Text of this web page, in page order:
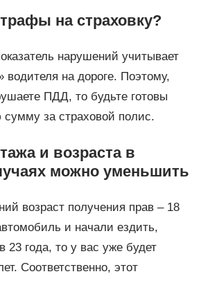
на страховку?
нарушений учитывает
водителя на дороге. Поэтому,
ПДД, то будьте готовы
сумму за страховой полис.
и возраста в
можно уменьшить
возраст получения прав – 18
и начали ездить,
23 года, то у вас уже будет
Соответственно, этот